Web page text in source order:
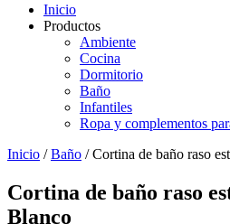
Inicio
Productos
Ambiente
Cocina
Dormitorio
Baño
Infantiles
Ropa y complementos
Inicio /Baño / Cortina de baño raso
Cortina de baño raso
Blanco